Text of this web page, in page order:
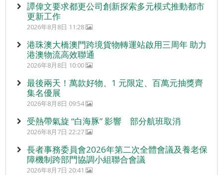
譚偉文要求都更公司創新探索多元模式推動都市
更新工作
2026年8月8日 11:28
港珠澳大橋澳門跨境貨物轉運站啟用三周年 助力
港澳物流高效聯通
2026年8月8日 10:00
最後兩天！萬款好物、1 元限定、百萬元抽獎齊
集名優展
2026年8月8日 09:54
受熱帶氣旋 “白海豚” 影響 部分航班取消
2026年8月7日 22:27
長者事務委員會2026年第二次全體會議及養老保
障機制跨部門協調小組聯合會議
2026年8月7日 20:41